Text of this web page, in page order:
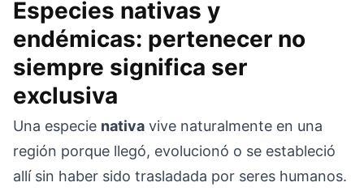
Especies nativas y
endémicas: pertenecer no
siempre significa ser
exclusiva
Una especie nativa vive naturalmente en una
región porque llegó, evolucionó o se estableció
allí sin haber sido trasladada por seres humanos.